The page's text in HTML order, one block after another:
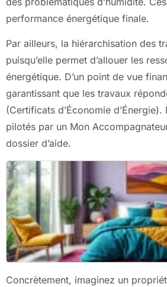
performance énergétique finale.
Par ailleurs, la hiérarchisation des
puisqu’elle permet d’allouer les
énergétique. D’un point de vue
garantissant que les travaux
(Certificats d’Économie
pilotés par un Mon
dossier d’aide.
Concrètement, imaginez un